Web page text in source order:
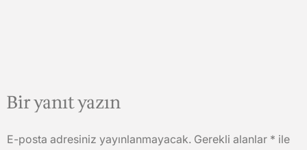
Bir yanıt yazın
E-posta adresiniz yayınlanmayacak. Gerekli alanlar * ile